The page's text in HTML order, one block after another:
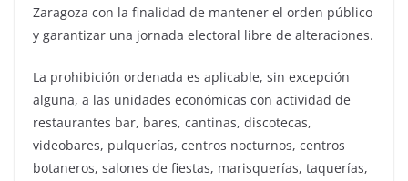
Zaragoza con la finalidad de mantener el orden público
y garantizar una jornada electoral libre de alteraciones.
La prohibición ordenada es aplicable, sin excepción
alguna, a las unidades económicas con actividad de
restaurantes bar, bares, cantinas, discotecas,
videobares, pulquerías, centros nocturnos, centros
botaneros, salones de fiestas, marisquerías, taquerías,